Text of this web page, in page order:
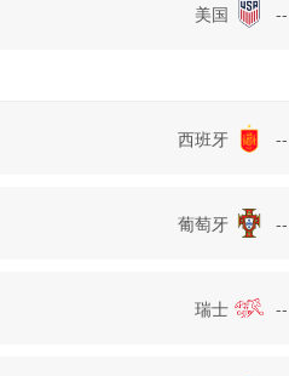
美国 --
西班牙 --
葡萄牙 --
瑞士 --